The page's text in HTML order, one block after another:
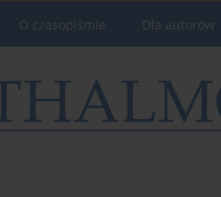
O czasopiśmie Dla autorów